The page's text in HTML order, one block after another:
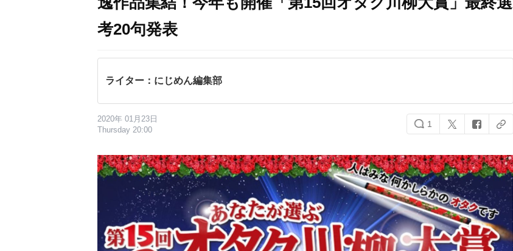
考20句発表
ライター：にじめん編集部
2020年 01月23日
Thursday 20:00
1